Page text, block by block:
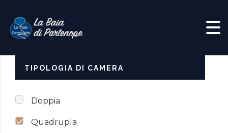
TIPOLOGIA DI CAMERA
Doppia
Quadrupla